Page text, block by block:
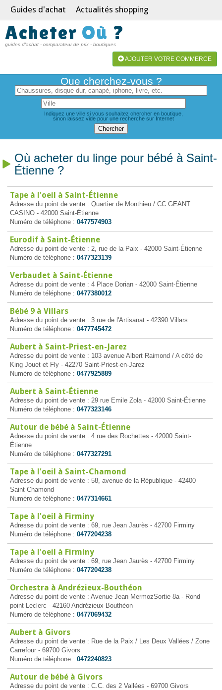
Guides d'achat Actualités shopping
Acheter Où ?
guides d'achat - comparateur de prix - boutiques
AJOUTER VOTRE COMMERCE
Que cherchez-vous ?
Indiquez une ville si vous souhaitez chercher en boutique,
sinon laissez vide pour une recherche sur Internet
Où acheter du linge pour bébé à Saint-
Étienne ?
Tape à l'oeil à Saint-Étienne
Adresse du point de vente : Quartier de Monthieu / CC GEANT
CASINO - 42000 Saint-Étienne
Numéro de téléphone : 0477574903
Eurodif à Saint-Étienne
Adresse du point de vente : 2, rue de la Paix - 42000 Saint-Étienne
Numéro de téléphone : 0477323139
Verbaudet à Saint-Étienne
Adresse du point de vente : 4 Place Dorian - 42000 Saint-Étienne
Numéro de téléphone : 0477380012
Bébé 9 à Villars
Adresse du point de vente : 3 rue de l'Artisanat - 42390 Villars
Numéro de téléphone : 0477745472
Aubert à Saint-Priest-en-Jarez
Adresse du point de vente : 103 avenue Albert Raimond / A côté de
King Jouet et Fly - 42270 Saint-Priest-en-Jarez
Numéro de téléphone : 0477925889
Aubert à Saint-Étienne
Adresse du point de vente : 29 rue Emile Zola - 42000 Saint-Étienne
Numéro de téléphone : 0477323146
Autour de bébé à Saint-Étienne
Adresse du point de vente : 4 rue des Rochettes - 42000 Saint-
Étienne
Numéro de téléphone : 0477327291
Tape à l'oeil à Saint-Chamond
Adresse du point de vente : 58, avenue de la République - 42400
Saint-Chamond
Numéro de téléphone : 0477314661
Tape à l'oeil à Firminy
Adresse du point de vente : 69, rue Jean Jaurès - 42700 Firminy
Numéro de téléphone : 0477204238
Tape à l'oeil à Firminy
Adresse du point de vente : 69, rue Jean Jaurès - 42700 Firminy
Numéro de téléphone : 0477204238
Orchestra à Andrézieux-Bouthéon
Adresse du point de vente : Avenue Jean MermozSortie 8a - Rond
point Leclerc - 42160 Andrézieux-Bouthéon
Numéro de téléphone : 0477069432
Aubert à Givors
Adresse du point de vente : Rue de la Paix / Les Deux Vallées / Zone
Carrefour - 69700 Givors
Numéro de téléphone : 0472240823
Autour de bébé à Givors
Adresse du point de vente : C.C. des 2 Vallées - 69700 Givors